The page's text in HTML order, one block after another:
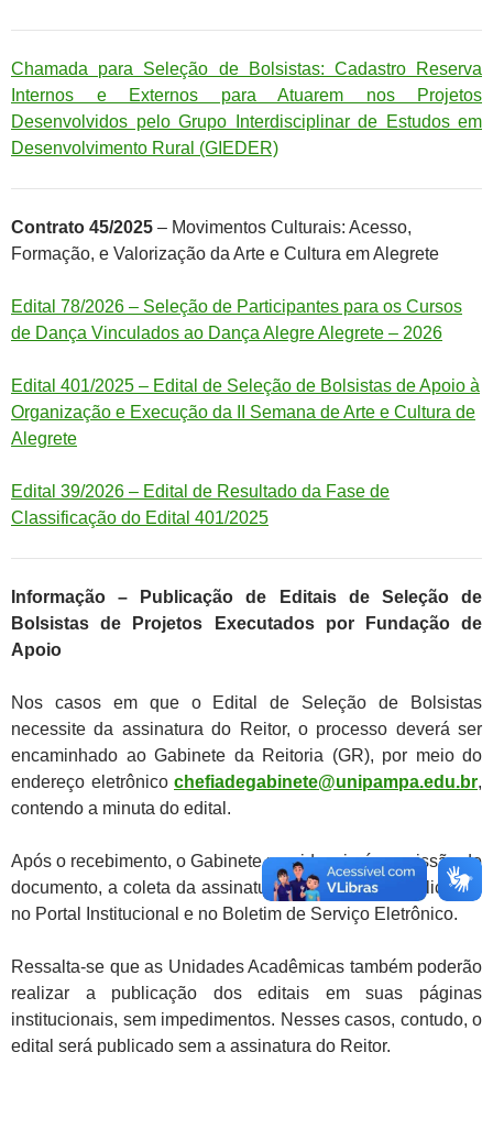
Chamada para Seleção de Bolsistas: Cadastro Reserva
Internos e Externos para Atuarem nos Projetos
Desenvolvidos pelo Grupo Interdisciplinar de Estudos em
Desenvolvimento Rural (GIEDER)
Contrato 45/2025 – Movimentos Culturais: Acesso,
Formação, e Valorização da Arte e Cultura em Alegrete
Edital 78/2026 – Seleção de Participantes para os Cursos
de Dança Vinculados ao Dança Alegre Alegrete – 2026
Edital 401/2025 – Edital de Seleção de Bolsistas de Apoio à
Organização e Execução da II Semana de Arte e Cultura de
Alegrete
Edital 39/2026 – Edital de Resultado da Fase de
Classificação do Edital 401/2025
Informação – Publicação de Editais de Seleção de
Bolsistas de Projetos Executados por Fundação de
Apoio
Nos casos em que o Edital de Seleção de Bolsistas
necessite da assinatura do Reitor, o processo deverá ser
encaminhado ao Gabinete da Reitoria (GR), por meio do
endereço eletrônico chefiadegabinete@unipampa.edu.br,
contendo a minuta do edital.
Após o recebimento, o Gabinete providenciará a emissão do
documento, a coleta da assinatura do Reitor e a publicação
no Portal Institucional e no Boletim de Serviço Eletrônico.
Ressalta-se que as Unidades Acadêmicas também poderão
realizar a publicação dos editais em suas páginas
institucionais, sem impedimentos. Nesses casos, contudo, o
edital será publicado sem a assinatura do Reitor.